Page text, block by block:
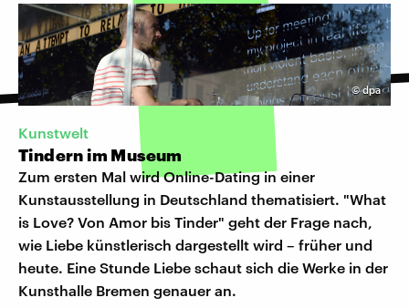
©dpa
Kunstwelt
Tindern im Museum
Zum ersten Mal wird Online-Dating in einer
Kunstausstellung in Deutschland thematisiert. "What
is Love? Von Amor bis Tinder" geht der Frage nach,
wie Liebe künstlerisch dargestellt wird – früher und
heute. Eine Stunde Liebe schaut sich die Werke in der
Kunsthalle Bremen genauer an.